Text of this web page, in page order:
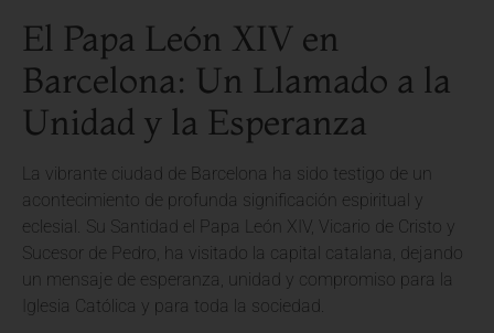
El Papa León XIV en
Barcelona: Un Llamado a la
Unidad y la Esperanza
La vibrante ciudad de Barcelona ha sido testigo de un
acontecimiento de profunda significación espiritual y
eclesial. Su Santidad el Papa León XIV, Vicario de Cristo y
Sucesor de Pedro, ha visitado la capital catalana, dejando
un mensaje de esperanza, unidad y compromiso para la
Iglesia Católica y para toda la sociedad.